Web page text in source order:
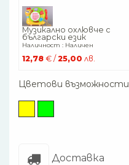
Музикално охлювче с
български език
Наличност : Наличен
12,78 € /25,00 лв.
Цветови възможности
Доставка